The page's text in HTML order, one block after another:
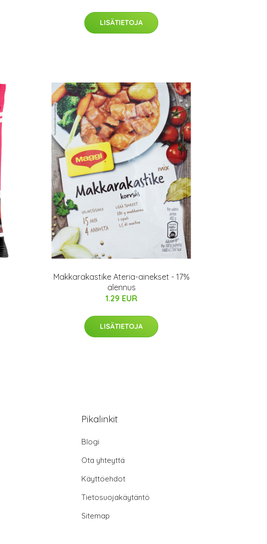
LISÄTIETOJA
Makkarakastike Ateria-ainekset - 17%
alennus
1.29 EUR
LISÄTIETOJA
Pikalinkit
Blogi
Ota yhteyttä
Käyttöehdot
Tietosuojakäytäntö
Sitemap